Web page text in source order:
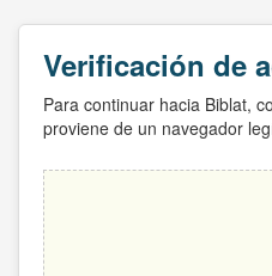
Verificación de
Para continuar hacia Biblat,
proviene de un navegador